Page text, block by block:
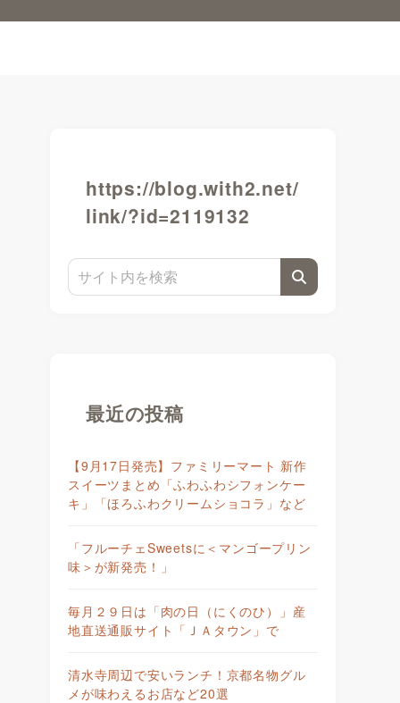
https://blog.with2.net/
link/?id=2119132
最近の投稿
【9月17日発売】ファミリーマート 新作
スイーツまとめ「ふわふわシフォンケー
キ」「ほろふわクリームショコラ」など
「フルーチェSweetsに＜マンゴープリン
味＞が新発売！」
毎月２９日は「肉の日（にくのひ）」産
地直送通販サイト「ＪＡタウン」で
清水寺周辺で安いランチ！京都名物グル
メが味わえるお店など20選